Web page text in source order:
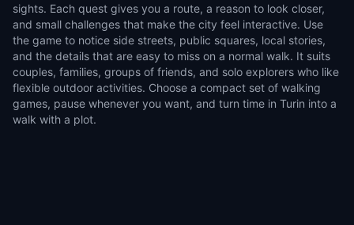
sights. Each quest gives you a route, a reason to look closer,
and small challenges that make the city feel interactive. Use
the game to notice side streets, public squares, local stories,
and the details that are easy to miss on a normal walk. It suits
couples, families, groups of friends, and solo explorers who like
flexible outdoor activities. Choose a compact set of walking
games, pause whenever you want, and turn time in Turin into a
walk with a plot.